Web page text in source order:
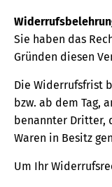
Sie haben das
Gründen diesen
Die Widerrufsfrist
bzw. ab dem Tag,
benannter Dritter,
Waren in Besitz
Um Ihr